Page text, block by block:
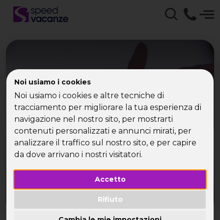
Noi usiamo i cookies
Noi usiamo i cookies e altre tecniche di
tracciamento per migliorare la tua esperienza di
navigazione nel nostro sito, per mostrarti
contenuti personalizzati e annunci mirati, per
analizzare il traffico sul nostro sito, e per capire
da dove arrivano i nostri visitatori.
Accetto
Rifiuto
Agenzia di Viaggio Singol
con Speed Vacanze -
Viaggi per Single
I viaggi single con noi ti fanno divertire e
conoscere nuovi amici single!